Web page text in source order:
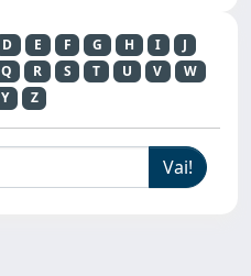
D E F G H I
J
Q R S T U V
W
Y Z